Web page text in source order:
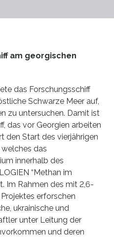
am georgischen
das Forschungsschiff
Schwarze Meer auf,
zu untersuchen. Damit ist
das vor Georgien arbeiten
den Start des vierjährigen
das
innerhalb des
“Methan im
Im Rahmen des mit 2,6-
erforschen
ukrainische und
unter Leitung der
und deren